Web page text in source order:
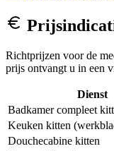
Richtprijzen voor de
prijs ontvangt u in een
Dienst
Badkamer compleet
Keuken kitten
Douchecabine kitten